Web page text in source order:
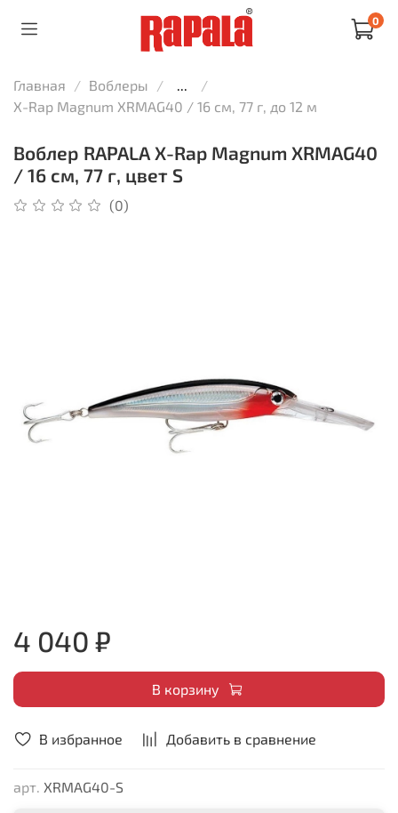
0
Главная Воблеры
...
X-Rap Magnum XRMAG40 / 16 см, 77 г, до 12 м
Воблер RAPALA X-Rap Magnum XRMAG40
/ 16 см, 77 г, цвет S
(0)
В избранное Добавить в сравнение
арт. XRMAG40-S
4 040 ₽
В корзину